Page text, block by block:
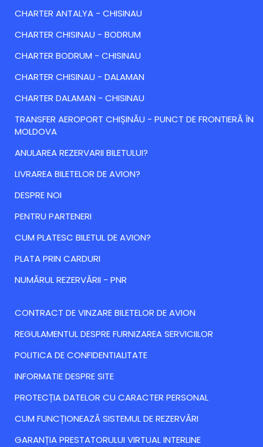
CHARTER ANTALYA - CHISINAU
CHARTER CHISINAU - BODRUM
CHARTER BODRUM - CHISINAU
CHARTER CHISINAU - DALAMAN
CHARTER DALAMAN - CHISINAU
TRANSFER AEROPORT CHIȘINĂU - PUNCT DE FRONTIERĂ ÎN
MOLDOVA
ANULAREA REZERVARII BILETULUI?
LIVRAREA BILETELOR DE AVION?
DESPRE NOI
PENTRU PARTENERI
CUM PLATESC BILETUL DE AVION?
PLATA PRIN CARDURI
NUMĂRUL REZERVĂRII - PNR
CONTRACT DE VINZARE BILETELOR DE AVION
REGULAMENTUL DESPRE FURNIZAREA SERVICIILOR
POLITICA DE CONFIDENTIALITATE
INFORMATIE DESPRE SITE
PROTECȚIA DATELOR CU CARACTER PERSONAL
CUM FUNCȚIONEAZĂ SISTEMUL DE REZERVĂRI
GARANȚIA PRESTATORULUI VIRTUAL INTERLINE